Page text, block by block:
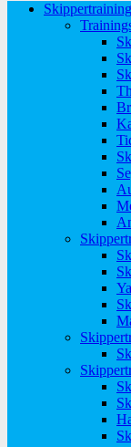
Skippertraining